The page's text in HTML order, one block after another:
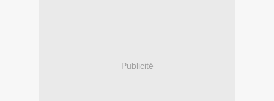
Publicité